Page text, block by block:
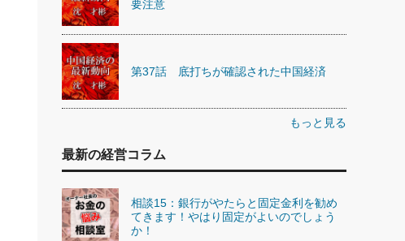
要注意
第37話 底打ちが確認された中国経済
もっと見る
最新の経営コラム
相談15：銀行がやたらと固定金利を勧め
てきます！やはり固定がよいのでしょう
か！